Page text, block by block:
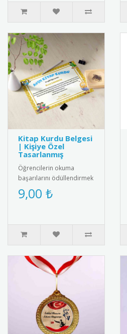
Kitap Kurdu Belgesi
| Kişiye Özel
Tasarlanmış
Öğrencilerin okuma
başarılarını ödüllendirmek
için özel tasarlanmış kitap
kurdu belgeleri. Kişiye öz..
9,00 ₺